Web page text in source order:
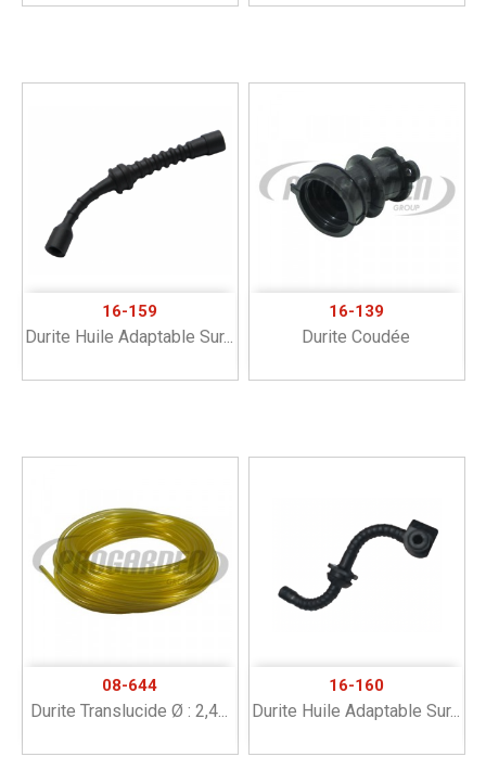
16-159
Durite Huile Adaptable Sur...
16-139
Durite Coudée
08-644
Durite Translucide Ø : 2,4...
16-160
Durite Huile Adaptable Sur...